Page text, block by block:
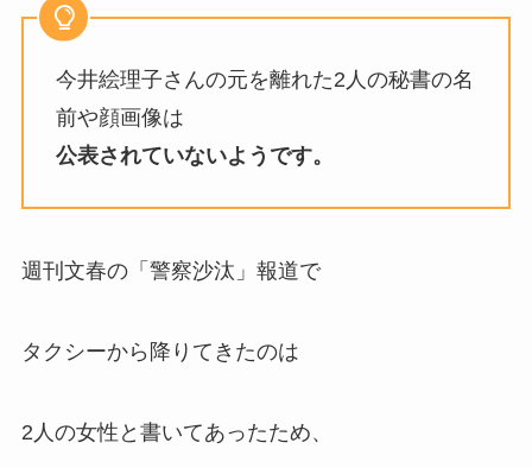
今井絵理子さんの元を離れた2人の秘書の名
前や顔画像は
公表されていないようです。
週刊文春の「警察沙汰」報道で
タクシーから降りてきたのは
2人の女性と書いてあったため、